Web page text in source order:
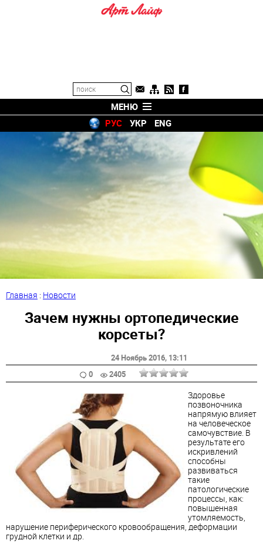
МЕНЮ
РУС
УКР ENG
Главная : Новости
Зачем нужны ортопедические
корсеты?
24 Ноябрь 2016, 13:11
0
2405
Здоровье
позвоночника
напрямую влияет
на человеческое
самочувствие. В
результате его
искривлений
способны
развиваться
такие
патологические
процессы, как:
повышенная
утомляемость,
нарушение периферического кровообращения, деформации
грудной клетки и др.